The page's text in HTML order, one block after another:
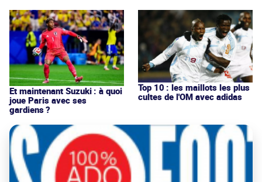
Et maintenant Suzuki : à quoi
joue Paris avec ses
gardiens ?
Top 10 : les maillots les plus
cultes de l'OM avec adidas